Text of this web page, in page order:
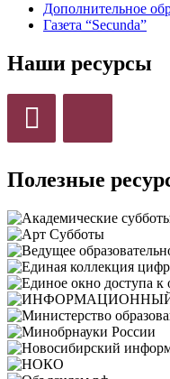
Дополнительное
Газета “Secunda”
Наши ресурсы
Полезные